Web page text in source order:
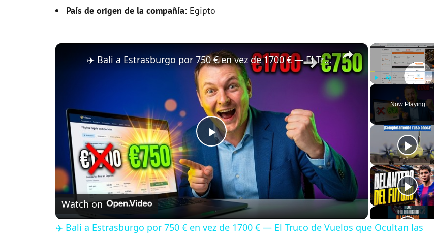
País de origen de la compañía: Egipto
Now Playing
×
P
l
a
✈️ Bali a Estrasburgo por 750 € en vez de 1700 € — El Truco de Vuelos que Ocultan las Comparadoras 🤯
Watch on
✈️ Bali a Estrasburgo por 750 € en vez de 1700 € — El Truco de Vuelos que Ocultan las